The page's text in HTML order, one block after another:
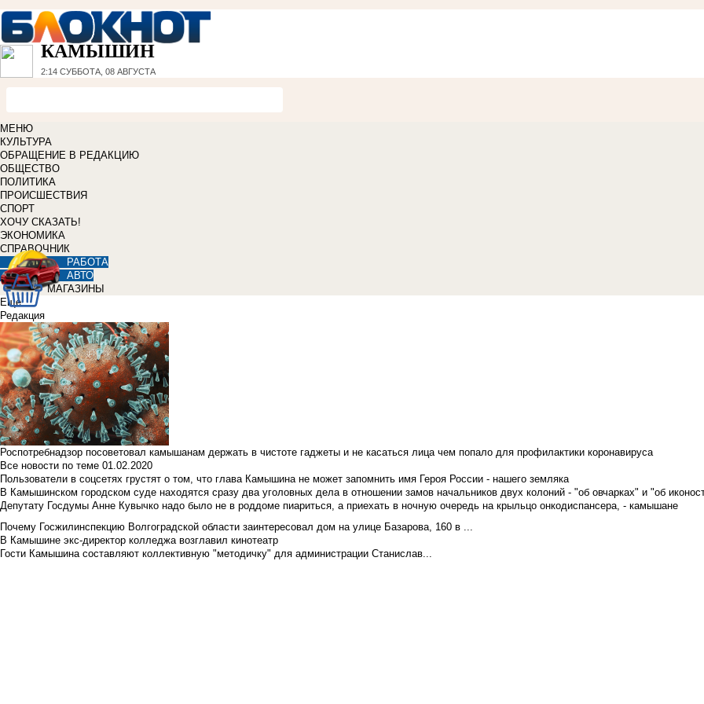
КАМЫШИН
2:14 СУББОТА, 08 АВГУСТА
МЕНЮ
КУЛЬТУРА
ОБРАЩЕНИЕ В РЕДАКЦИЮ
ОБЩЕСТВО
ПОЛИТИКА
ПРОИСШЕСТВИЯ
СПОРТ
ХОЧУ СКАЗАТЬ!
ЭКОНОМИКА
СПРАВОЧНИК
РАБОТА
АВТО
МАГАЗИНЫ
Еще
Редакция
Роспотребнадзор посоветовал камышанам держать в чистоте гаджеты и не касаться лица чем попало для профилактики коронавируса
Все новости по теме 01.02.2020
Пользователи в соцсетях грустят о том, что глава Камышина не может запомнить имя Героя России - нашего земляка
В Камышинском городском суде находятся сразу два уголовных дела в отношении замов начальников двух колоний - "об овчарках" и "об
Депутату Госдумы Анне Кувычко надо было не в роддоме пиариться, а приехать в ночную очередь на крыльцо онкодиспансера, - камышане
Почему Госжилинспекцию Волгоградской области заинтересовал дом на улице Базарова, 160 в ...
В Камышине экс-директор колледжа возглавил кинотеатр
Гости Камышина составляют коллективную "методичку" для администрации Станислав...